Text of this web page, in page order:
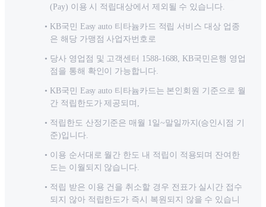
(Pay) 이용 시 적립대상에서 제외될 수 있습니다.
KB국민 Easy auto 티타늄카드 적립 서비스 대상 업종
은 해당 가맹점 사업자번호로
당사 영업점 및 고객센터 1588-1688, KB국민은행 영업
점을 통해 확인이 가능합니다.
KB국민 Easy auto 티타늄카드는 본인회원 기준으로 월
간 적립한도가 제공되며,
적립한도 산정기준은 매월 1일~말일까지(승인시점 기
준)입니다.
이용 순서대로 월간 한도 내 적립이 적용되며 잔여한
도는 이월되지 않습니다.
적립 받은 이용 건을 취소할 경우 전표가 실시간 접수
되지 않아 적립한도가 즉시 복원되지 않을 수 있습니